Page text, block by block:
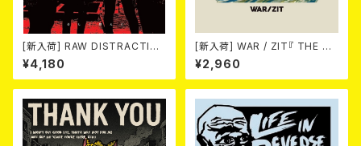
[新入荷] RAW DISTRACTIO
NS / 奇しく燃える (LP)
¥4,180
[新入荷] WAR / ZIT『 THE HE
CK( 12") 』
¥2,960